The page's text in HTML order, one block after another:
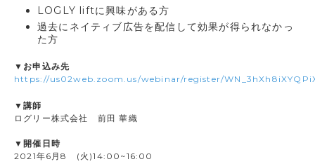
LOGLY liftに興味がある方
過去にネイティブ広告を配信して効果が得られなかっ
た方
▼お申込み先
https://us02web.zoom.us/webinar/register/
▼講師
ログリー株式会社 前田 華織
▼開催日時
2021年6月8 (火)14:00~16:00